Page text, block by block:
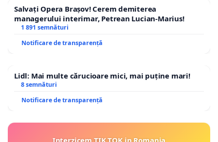
Salvați Opera Brașov! Cerem demiterea
managerului interimar, Petrean Lucian-Marius!
1 891 semnături
Notificare de transparență
Lidl: Mai multe cărucioare mici, mai puține mari!
8 semnături
Notificare de transparență
Interzicem TIK TOK in Romania